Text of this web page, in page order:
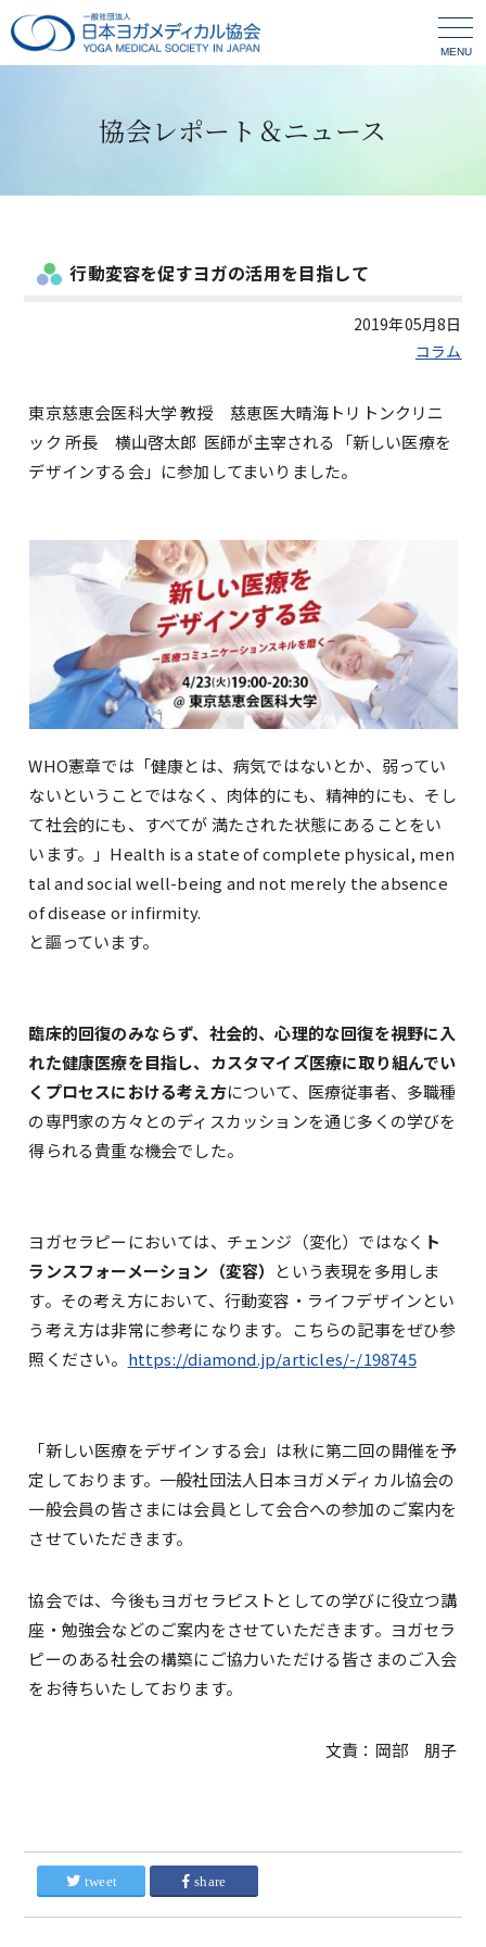
MENU
協会レポート＆ニュース
行動変容を促すヨガの活用を目指して
2019年05月8日
コラム
東京慈恵会医科大学 教授 慈恵医大晴海トリトンクリニ
ック 所長 横山啓太郎 医師が主宰される「新しい医療を
デザインする会」に参加してまいりました。
WHO憲章では「健康とは、病気ではないとか、弱ってい
ないということではなく、肉体的にも、精神的にも、そし
て社会的にも、すべてが 満たされた状態にあることをい
います。」Health is a state of complete physical, men
tal and social well-being and not merely the absence
of disease or infirmity.
と謳っています。
臨床的回復のみならず、社会的、心理的な回復を視野に入
れた健康医療を目指し、カスタマイズ医療に取り組んでい
くプロセスにおける考え方について、医療従事者、多職種
の専門家の方々とのディスカッションを通じ多くの学びを
得られる貴重な機会でした。
ヨガセラピーにおいては、チェンジ（変化）ではなく ト
ランスフォーメーション（変容）
という表現を多用しま
す。その考え方において、行動変容・ライフデザインとい
う考え方は非常に参考になります。こちらの記事をぜひ参
照ください。 https://diamond.jp/articles/-/198745
「新しい医療をデザインする会」は秋に第二回の開催を予
定しております。一般社団法人日本ヨガメディカル協会の
一般会員の皆さまには会員として会合への参加のご案内を
させていただきます。
協会では、今後もヨガセラピストとしての学びに役立つ講
座・勉強会などのご案内をさせていただきます。ヨガセラ
ピーのある社会の構築にご協力いただける皆さまのご入会
をお待ちいたしております。
文責：岡部 朋子
tweet share